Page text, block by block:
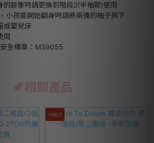
的跡象時請更換到階段2(半袖款)使用
小孩能開始翻身時請將兩邊的袖子拆下
或嬰兒床
用
全標章：M39055
相關產品
⭐HOT